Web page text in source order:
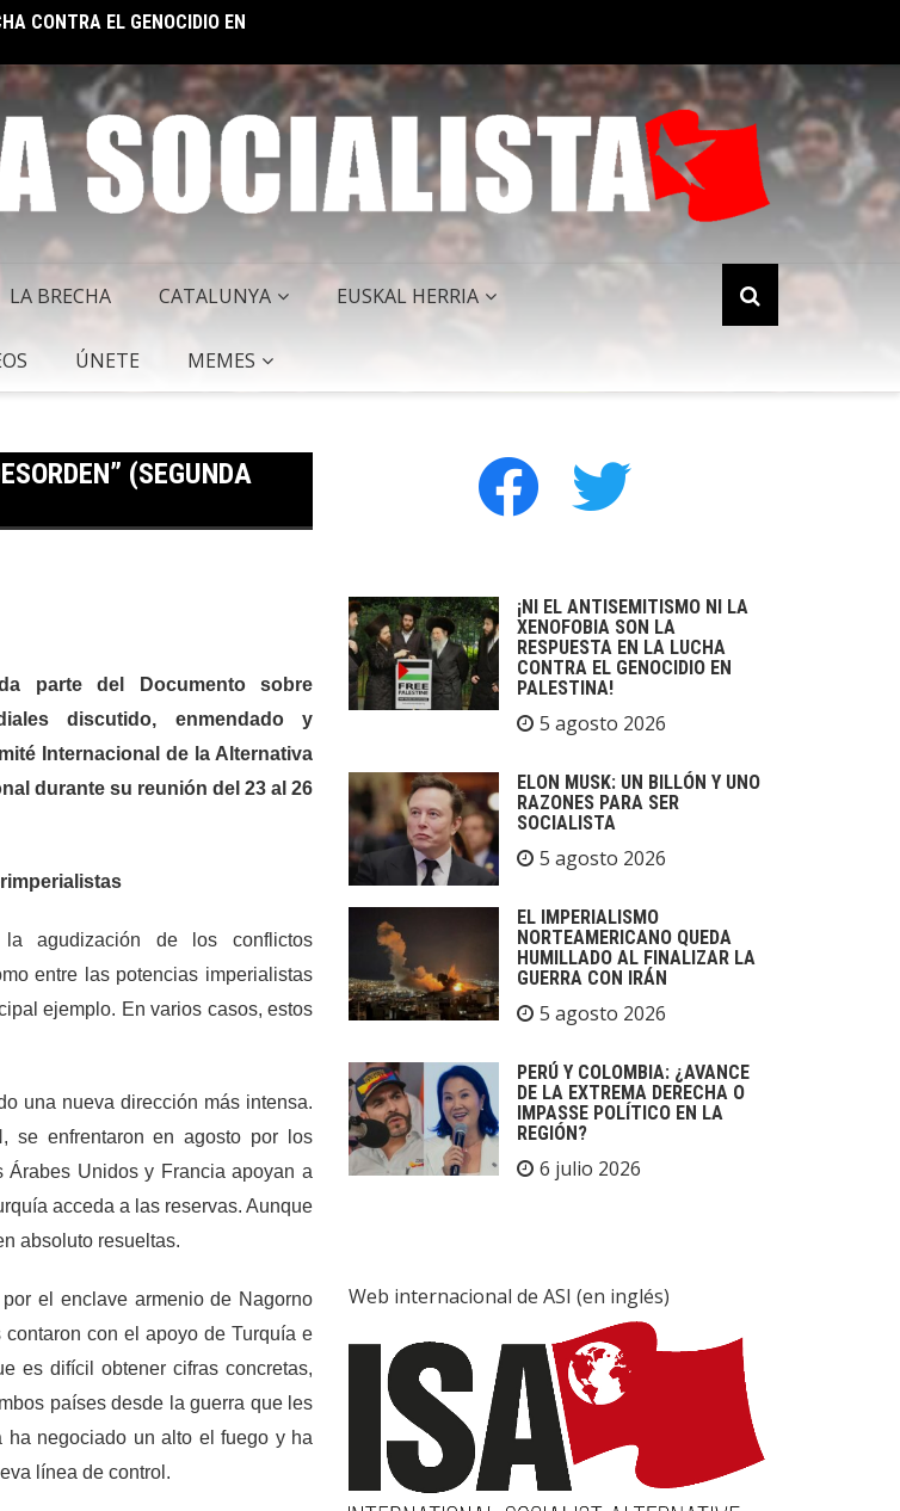
LA BRECHA CATALUNYA EUSKAL HERRIA
ÚNETE MEMES
(SEGUNDA
parte del Documento sobre
discutido, enmendado y
Internacional de la Alternativa
durante su reunión del 23 al 26
agudización de los conflictos
entre las potencias imperialistas
ejemplo. En varios casos, estos
una nueva dirección más intensa.
se enfrentaron en agosto por los
Árabes Unidos y Francia apoyan a
acceda a las reservas. Aunque
absoluto resueltas.
el enclave armenio de Nagorno
con el apoyo de Turquía e
es difícil obtener cifras concretas,
países desde la guerra que les
negociado un alto el fuego y ha
línea de control.
facebook twitter
¡NI EL ANTISEMITISMO NI LA
XENOFOBIA SON LA
RESPUESTA EN LA LUCHA
CONTRA EL GENOCIDIO EN
PALESTINA!
5 agosto 2026
ELON MUSK: UN BILLÓN Y UNO
RAZONES PARA SER
SOCIALISTA
5 agosto 2026
EL IMPERIALISMO
NORTEAMERICANO QUEDA
HUMILLADO AL FINALIZAR LA
GUERRA CON IRÁN
5 agosto 2026
PERÚ Y COLOMBIA: ¿AVANCE
DE LA EXTREMA DERECHA O
IMPASSE POLÍTICO EN LA
REGIÓN?
6 julio 2026
Web internacional de ASI (en inglés)